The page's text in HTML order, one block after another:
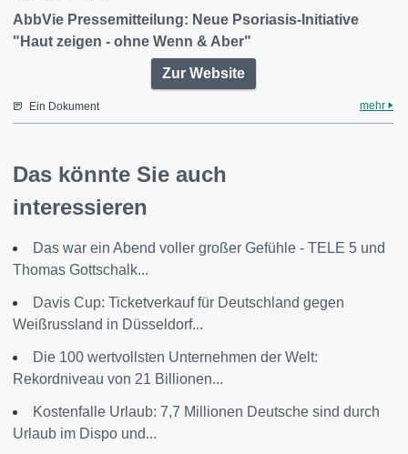
AbbVie Pressemitteilung: Neue Psoriasis-Initiative
"Haut zeigen - ohne Wenn & Aber"
Zur Website
Ein Dokument mehr
Das könnte Sie auch
interessieren
Das war ein Abend voller großer Gefühle - TELE 5 und
Thomas Gottschalk...
Davis Cup: Ticketverkauf für Deutschland gegen
Weißrussland in Düsseldorf...
Die 100 wertvollsten Unternehmen der Welt:
Rekordniveau von 21 Billionen...
Kostenfalle Urlaub: 7,7 Millionen Deutsche sind durch
Urlaub im Dispo und...